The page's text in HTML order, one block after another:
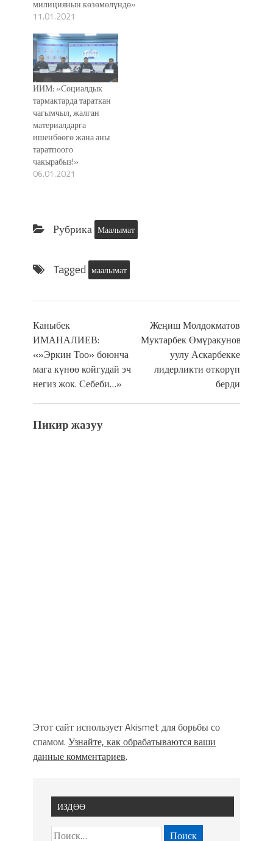
милициянын көзөмөлүндө»
11.01.2021
ИИМ: «Социалдык
тармактарда тараткан
чагымчыл, жалган
материалдарга
ишенбөөгө жана аны
таратпоого
чакырабыз!»
06.01.2021
Рубрика Маалымат
Tagged маалымат
Каныбек
ИМАНАЛИЕВ:
«»Эркин Тоо» боюнча
мага күнөө койгудай эч
негиз жок. Себеби…»
Жеңиш Молдокматов
Муктарбек Өмүракуновдун
уулу Аскарбекке
лидерликти өткөрүп
берди
Пикир жазуу
Этот сайт использует Akismet для борьбы со
спамом. Узнайте, как обрабатываются ваши
данные комментариев.
ИЗДӨӨ